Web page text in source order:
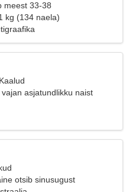
meest 33-38
kg (134 naela)
asjatundlikku naist
otsib sinusugust